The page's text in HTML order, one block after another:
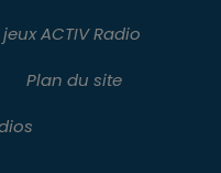
ACTIV Radio
Plan du site